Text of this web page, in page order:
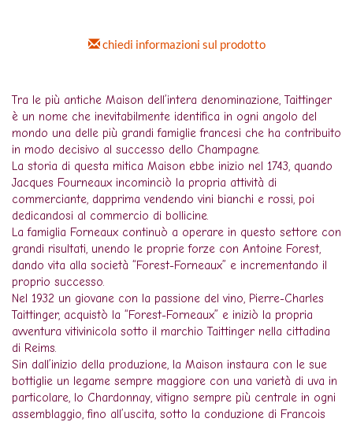
chiedi informazioni sul prodotto
Tra le più antiche Maison dell’intera denominazione, Taittinger
è un nome che inevitabilmente identifica in ogni angolo del
mondo una delle più grandi famiglie francesi che ha contribuito
in modo decisivo al successo dello Champagne.
La storia di questa mitica Maison ebbe inizio nel 1743, quando
Jacques Fourneaux incominciò la propria attività di
commerciante, dapprima vendendo vini bianchi e rossi, poi
dedicandosi al commercio di bollicine.
La famiglia Forneaux continuò a operare in questo settore con
grandi risultati, unendo le proprie forze con Antoine Forest,
dando vita alla società “Forest-Forneaux” e incrementando il
proprio successo.
Nel 1932 un giovane con la passione del vino, Pierre-Charles
Taittinger, acquistò la “Forest-Forneaux” e iniziò la propria
avventura vitivinicola sotto il marchio Taittinger nella cittadina
di Reims.
Sin dall’inizio della produzione, la Maison instaura con le sue
bottiglie un legame sempre maggiore con una varietà di uva in
particolare, lo Chardonnay, vitigno sempre più centrale in ogni
assemblaggio, fino all’uscita, sotto la conduzione di Francois